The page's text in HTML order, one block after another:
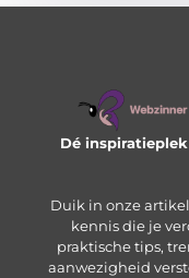
Dé
Duik in onze
kennis die je
praktische tips,
aanwezigheid